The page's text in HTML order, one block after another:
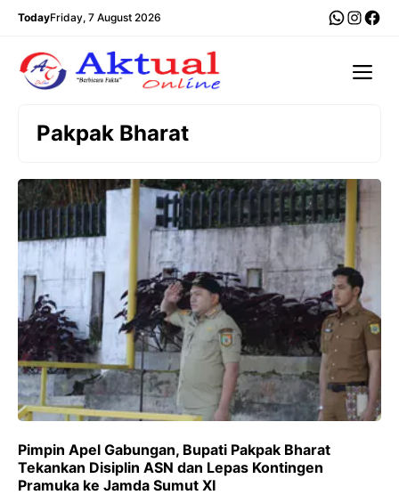
Langsung
TodayFriday, 7 August 2026
Pakpak Bharat
Pimpin Apel Gabungan, Bupati Pakpak Bharat
Tekankan Disiplin ASN dan Lepas Kontingen
Pramuka ke Jamda Sumut XI